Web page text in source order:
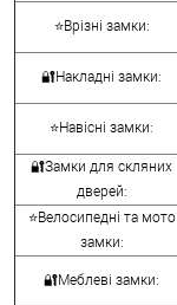
⭐Врізні замки:
🔐Накладні замки:
⭐Навісні замки:
🔐Замки для скляних
дверей:
⭐Велосипедні та мото
замки:
🔐Меблеві замки: